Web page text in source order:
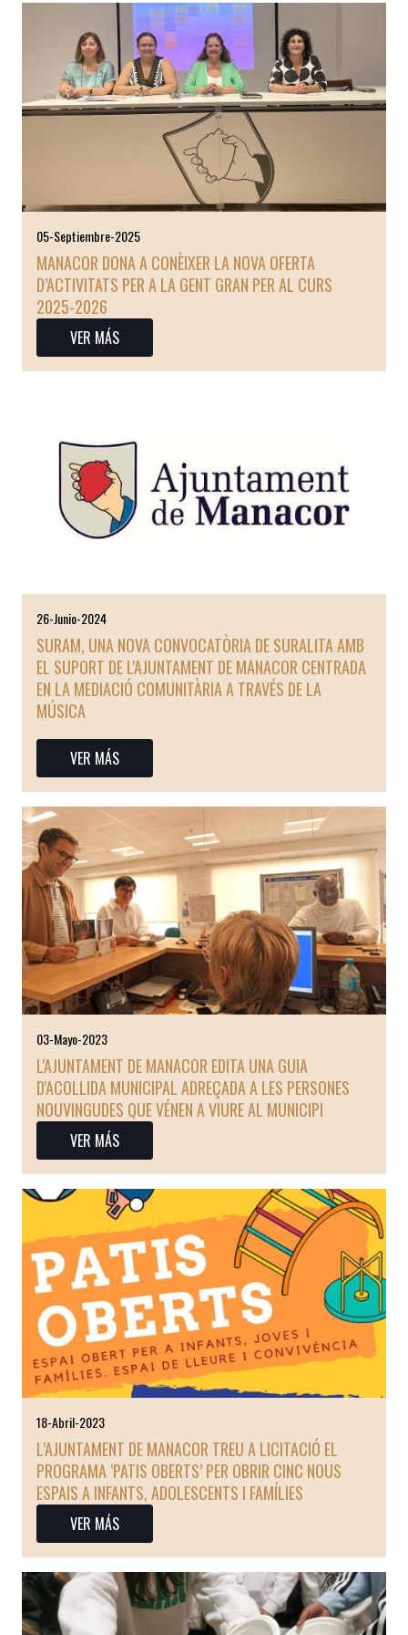
05-Septiembre-2025
MANACOR DONA A CONÈIXER LA NOVA OFERTA
D’ACTIVITATS PER A LA GENT GRAN PER AL CURS
2025-2026
VER MÁS
26-Junio-2024
SURAM, UNA NOVA CONVOCATÒRIA DE SURALITA AMB
EL SUPORT DE L'AJUNTAMENT DE MANACOR CENTRADA
EN LA MEDIACIÓ COMUNITÀRIA A TRAVÉS DE LA
MÚSICA
VER MÁS
03-Mayo-2023
L'AJUNTAMENT DE MANACOR EDITA UNA GUIA
D'ACOLLIDA MUNICIPAL ADREÇADA A LES PERSONES
NOUVINGUDES QUE VÉNEN A VIURE AL MUNICIPI
VER MÁS
18-Abril-2023
L’AJUNTAMENT DE MANACOR TREU A LICITACIÓ EL
PROGRAMA ‘PATIS OBERTS’ PER OBRIR CINC NOUS
ESPAIS A INFANTS, ADOLESCENTS I FAMÍLIES
VER MÁS